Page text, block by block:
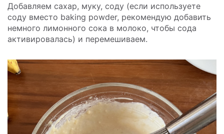
Добавляем сахар, муку, соду (если используете
соду вместо baking powder, рекомендую добавить
немного лимонного сока в молоко, чтобы сода
активировалась) и перемешиваем.